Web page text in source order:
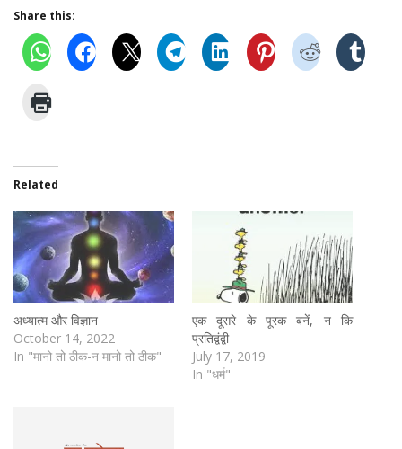
Share this:
Related
अध्यात्म और विज्ञान
October 14, 2022
In "मानो तो ठीक-न मानो तो ठीक"
एक दूसरे के पूरक बनें, न कि
प्रतिद्वंद्वी
July 17, 2019
In "धर्म"